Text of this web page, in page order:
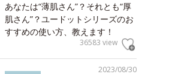
あなたは“薄肌さん”？それとも“厚
肌さん”？ユードットシリーズのお
すすめの使い方、教えます！
36583 view
2023/08/30